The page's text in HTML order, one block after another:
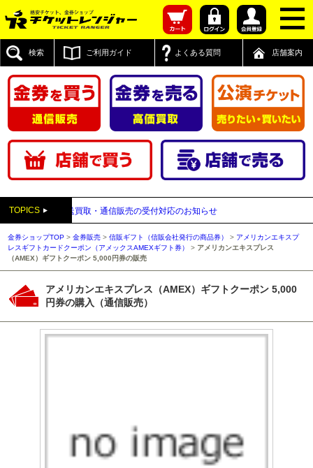
検索 ご利用ガイド よくある質問 店舗案内
TOPICS
および郵送買取・通信販売の受付対応のお知らせ
金券ショップTOP >金券販売 >信販ギフト（信販会社発行の商品券） > アメリカンエキスプ
レスギフトカードクーポン（アメックスAMEXギフト券）
> アメリカンエキスプレス
（AMEX）ギフトクーポン 5,000円券の販売
アメリカンエキスプレス（AMEX）ギフトクーポン 5,000
円券の購入（通信販売）